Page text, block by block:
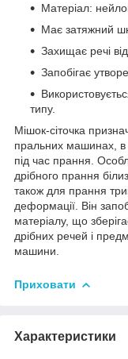
Матеріал:
Має затяжний
Захищає речі
Запобігає
типу.
Мішок-сіточка
пральних машинах, в
під час прання.
дрібного прання
також для прання
деформації. Він
матеріалу, що
дрібних речей і
машини.
Приховати
Характеристики